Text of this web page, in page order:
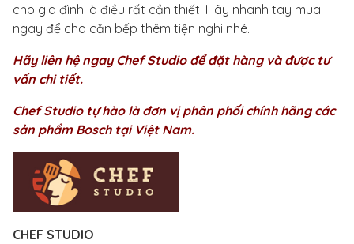
cho gia đình là điều rất cần thiết. Hãy nhanh tay mua
ngay để cho căn bếp thêm tiện nghi nhé.
Hãy liên hệ ngay Chef Studio để đặt hàng và được tư
vấn chi tiết.
Chef Studio tự hào là đơn vị phân phối chính hãng các
sản phẩm Bosch tại Việt Nam.
CHEF STUDIO